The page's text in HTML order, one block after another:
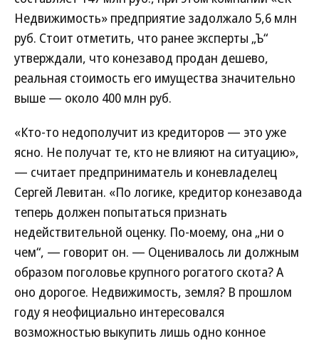
Недвижимость» предприятие задолжало 5,6 млн
руб. Стоит отметить, что ранее эксперты „Ъ“
утверждали, что конезавод продан дешево,
реальная стоимость его имущества значительно
выше — около 400 млн руб.
«Кто-то недополучит из кредиторов — это уже
ясно. Не получат те, кто не влияют на ситуацию»,
— считает предприниматель и коневладелец
Сергей Левитан. «По логике, кредитор конезавода
теперь должен попытаться признать
недействительной оценку. По-моему, она „ни о
чем“, — говорит он. — Оценивалось ли должным
образом поголовье крупного рогатого скота? А
оно дорогое. Недвижимость, земля? В прошлом
году я неофициально интересовался
возможностью выкупить лишь одно конное